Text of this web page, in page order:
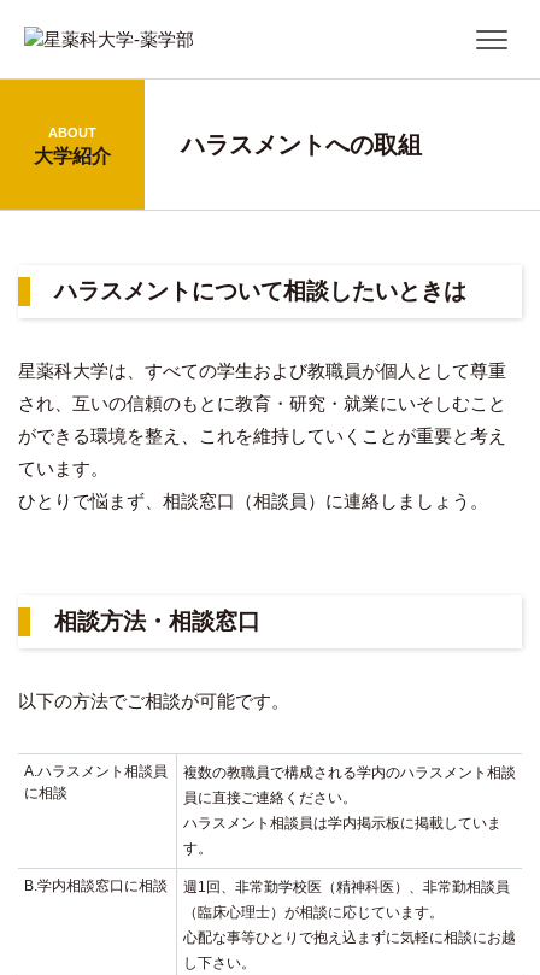
ABOUT
大学紹介 ハラスメントへの取組
ハラスメントについて相談したいときは
星薬科大学は、すべての学生および教職員が個人として尊重
され、互いの信頼のもとに教育・研究・就業にいそしむこと
ができる環境を整え、これを維持していくことが重要と考え
ています。
ひとりで悩まず、相談窓口（相談員）に連絡しましょう。
相談方法・相談窓口
以下の方法でご相談が可能です。
A.ハラスメント相談員
に相談
複数の教職員で構成される学内のハラスメント相談
員に直接ご連絡ください。
ハラスメント相談員は学内掲示板に掲載していま
す。
B.学内相談窓口に相談
週1回、非常勤学校医（精神科医）、非常勤相談員
（臨床心理士）が相談に応じています。
心配な事等ひとりで抱え込まずに気軽に相談にお越
し下さい。